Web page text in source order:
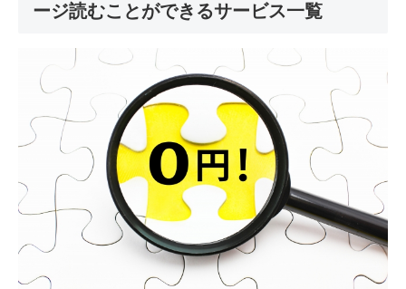
ージ読むことができるサービス一覧